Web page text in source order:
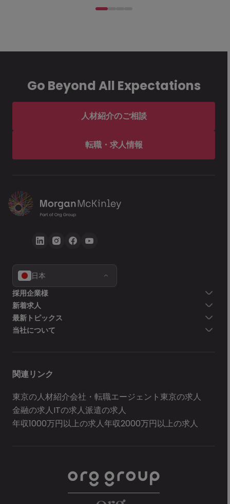
Go Beyond All Expectations
人材紹介のご相談
転職・求人情報
日本
採用企業様
新着求人
最新トピックス
当社について
関連リンク
東京の人材紹介会社・転職エージェント東京の求人
金融の求人ITの求人派遣の求人
年収1000万円以上の求人年収2000万円以上の求人